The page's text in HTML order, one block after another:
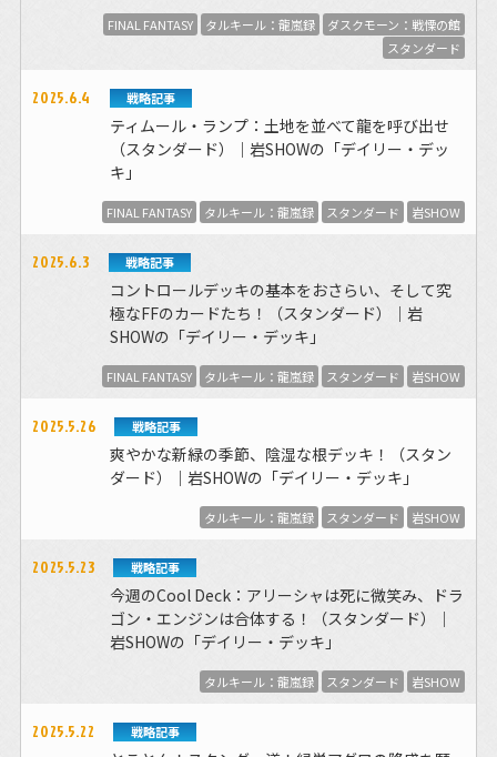
FINAL FANTASY タルキール：龍嵐録
ダスクモーン：戦慄の館
スタンダード
2025.6.4 戦略記事
ティムール・ランプ：土地を並べて龍を呼び出せ
（スタンダード）｜岩SHOWの「デイリー・デッ
キ」
FINAL FANTASY タルキール：龍嵐録 スタンダード 岩SHOW
2025.6.3 戦略記事
コントロールデッキの基本をおさらい、そして究
極なFFのカードたち！（スタンダード）｜岩
SHOWの「デイリー・デッキ」
FINAL FANTASY タルキール：龍嵐録 スタンダード 岩SHOW
2025.5.26 戦略記事
爽やかな新緑の季節、陰湿な根デッキ！（スタン
ダード）｜岩SHOWの「デイリー・デッキ」
タルキール：龍嵐録 スタンダード 岩SHOW
2025.5.23 戦略記事
今週のCool Deck：アリーシャは死に微笑み、ドラ
ゴン・エンジンは合体する！（スタンダード）｜
岩SHOWの「デイリー・デッキ」
タルキール：龍嵐録 スタンダード 岩SHOW
2025.5.22 戦略記事